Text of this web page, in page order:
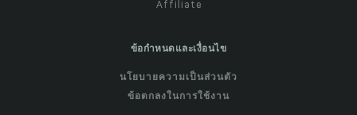
Affiliate
ข้อกำหนดและเงื่อนไข
นโยบายความเป็นส่วนตัว
ข้อตกลงในการใช้งาน